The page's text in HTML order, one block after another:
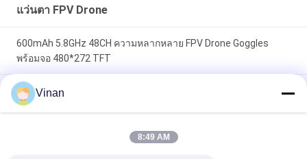
แว่นตา FPV Drone
600mAh 5.8GHz 48CH ความหลากหลาย FPV Drone Goggles
พร้อมจอ 480*272 TFT
2.7 นิ้วมินิ TFT LCD 5.8 กิกะเฮิร์ตซ์ที่ดีที่สุดสำหรับผู้เริ่มต้นแข่ง FPV
Goggles 48 ช่อง
TFT LCD ขนาดใหญ่ FOV Monocular 2.7 "5.8Ghz Quadcopter
Vinan
8:49 AM